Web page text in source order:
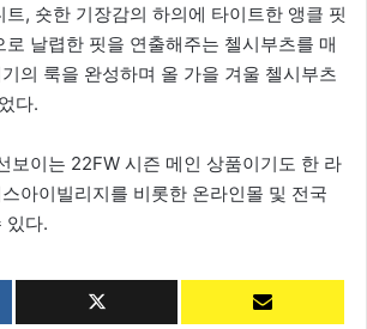
, 숏한 기장감의 하의에 타이트한 앵클 핏
날렵한 핏을 연출해주는 첼시부츠를 매
의 룩을 완성하며 올 가을 겨울 첼시부츠
다.
보이는 22FW 시즌 메인 상품이기도 한 라
아이빌리지를 비롯한 온라인몰 및 전국
있다.